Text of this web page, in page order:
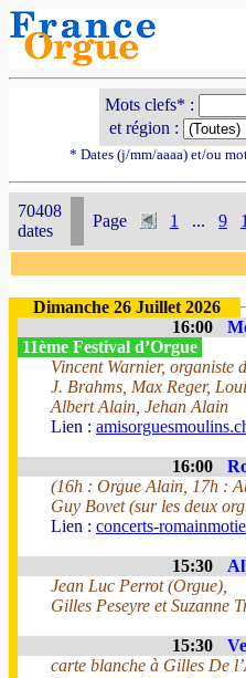
Mots clefs* :
et région :
* Dates (j/mm/aaaa) et/ou
70408
dates
Page 1 ... 9
Dimanche 26 Juillet 2026
16:00
11ème Festival d’Orgue
Vincent Warnier, organiste
J. Brahms, Max Reger,
Albert Alain, Jehan Alain
Lien :
16:00
(16h : Orgue Alain, 17h :
Guy Bovet (sur les deux
Lien : concerts-
15:30
Jean Luc Perrot (Orgue),
Gilles Peseyre et Suzanne
15:30
carte blanche à Gilles De